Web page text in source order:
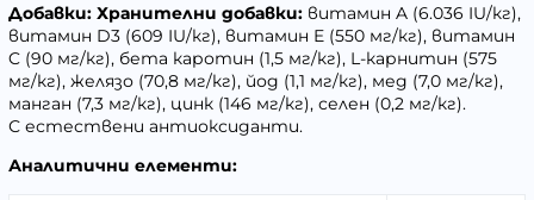
Добавки: Хранителни добавки: витамин A (6.036 IU/кг),
витамин D3 (609 IU/кг), витамин E (550 мг/кг), витамин
C (90 мг/кг), бета каротин (1,5 мг/кг), L-карнитин (575
мг/кг), желязо (70,8 мг/кг), йод (1,1 мг/кг), мед (7,0 мг/кг),
манган (7,3 мг/кг), цинк (146 мг/кг), селен (0,2 мг/кг).
С естествени антиоксиданти.
Аналитични елементи: